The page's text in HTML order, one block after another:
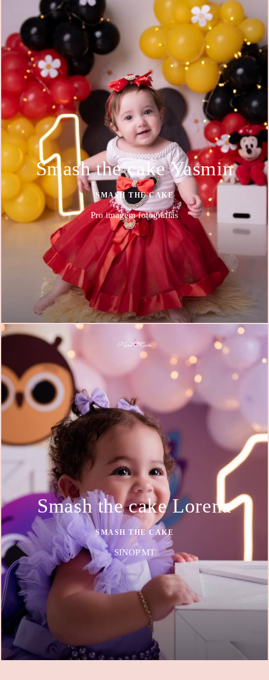
Smash the cake Yasmin
SMASH THE CAKE
Pro imagem fotografias
Smash the cake Lorena
SMASH THE CAKE
SINOP MT